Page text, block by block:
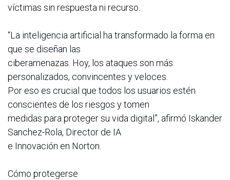
víctimas sin respuesta ni recurso.
“La inteligencia artificial ha transformado la forma en
que se diseñan las
ciberamenazas. Hoy, los ataques son más
personalizados, convincentes y veloces.
Por eso es crucial que todos los usuarios estén
conscientes de los riesgos y tomen
medidas para proteger su vida digital”, afirmó Iskander
Sanchez-Rola, Director de IA
e Innovación en Norton.
Cómo protegerse